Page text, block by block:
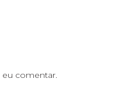
eu comentar.